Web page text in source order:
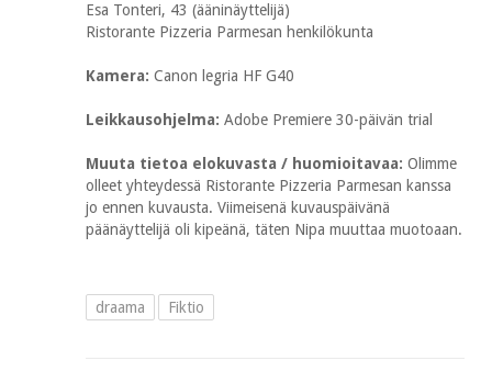
Esa Tonteri, 43 (ääninäyttelijä)
Ristorante Pizzeria Parmesan henkilökunta
Kamera: Canon legria HF G40
Leikkausohjelma: Adobe Premiere 30-päivän trial
Muuta tietoa elokuvasta / huomioitavaa: Olimme
olleet yhteydessä Ristorante Pizzeria Parmesan kanssa
jo ennen kuvausta. Viimeisenä kuvauspäivänä
päänäyttelijä oli kipeänä, täten Nipa muuttaa muotoaan.
draama Fiktio